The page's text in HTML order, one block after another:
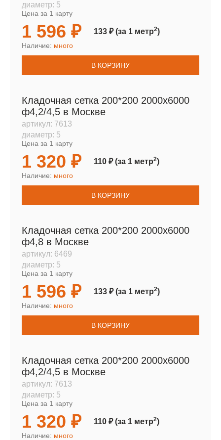
диаметр: 5
Цена за 1 карту
1 596 ₽ 133 ₽(за 1 метр2)
Наличие: много
В КОРЗИНУ
Кладочная сетка 200*200 2000х6000
ф4,2/4,5 в Москве
артикул: 7613
диаметр: 5
Цена за 1 карту
1 320 ₽ 110 ₽(за 1 метр2)
Наличие: много
В КОРЗИНУ
Кладочная сетка 200*200 2000х6000
ф4,8 в Москве
артикул: 6469
диаметр: 5
Цена за 1 карту
1 596 ₽ 133 ₽(за 1 метр2)
Наличие: много
В КОРЗИНУ
Кладочная сетка 200*200 2000х6000
ф4,2/4,5 в Москве
артикул: 7613
диаметр: 5
Цена за 1 карту
1 320 ₽ 110 ₽(за 1 метр2)
Наличие: много